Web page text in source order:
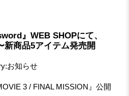
』WEB SHOPにて、
新商品5アイテム発売開
お知らせ
3 / FINAL MISSION』公開